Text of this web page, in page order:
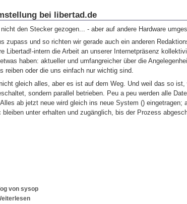
bei libertad.de
den Stecker gezogen... - aber auf andere Hardware
zupass und so richten wir gerade auch ein anderen
Libertad!-intern die Arbeit an unserer Internetpräsenz
haben: aktueller und umfangreicher über die
reiben oder die uns einfach nur wichtig sind.
gleich alles, aber es ist auf dem Weg. Und weil das so
sondern parallel betrieben. Peu a peu werden alle
ab jetzt neue wird gleich ins neue System () eingetragen;
bleiben unter erhalten und zugänglich, bis der Prozess
von sysop